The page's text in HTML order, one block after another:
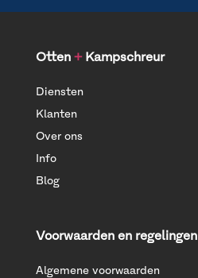
Otten +Kampschreur
Diensten
Klanten
Over ons
Info
Blog
Voorwaarden en regelingen
Algemene voorwaarden